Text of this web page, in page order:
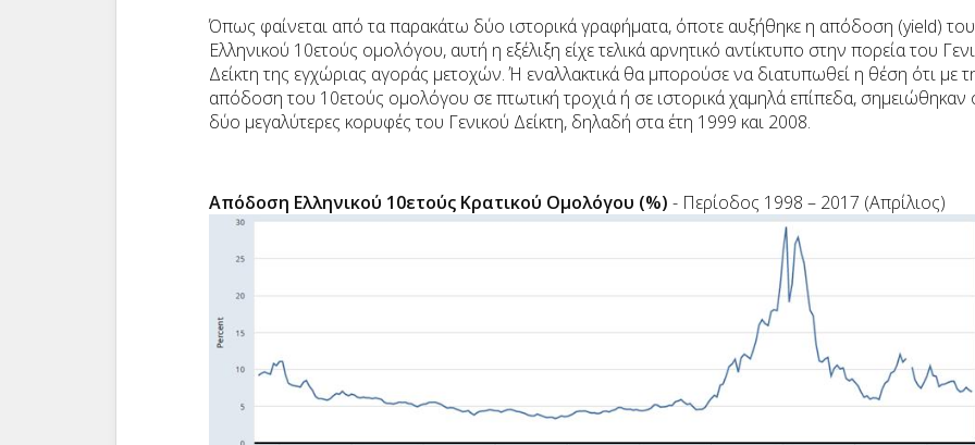
Όπως φαίνεται από τα παρακάτω δύο ιστορικά γραφήματα, όποτε αυξήθηκε η απόδοση (yield) του
Ελληνικού 10ετούς ομολόγου, αυτή η εξέλιξη είχε τελικά αρνητικό αντίκτυπο στην πορεία του
Δείκτη της εγχώριας αγοράς μετοχών. Ή εναλλακτικά θα μπορούσε να διατυπωθεί η θέση ότι με
απόδοση του 10ετούς ομολόγου σε πτωτική τροχιά ή σε ιστορικά χαμηλά επίπεδα, σημειώθηκαν
δύο μεγαλύτερες κορυφές του Γενικού Δείκτη, δηλαδή στα έτη 1999 και 2008.
Απόδοση Ελληνικού 10ετούς Κρατικού Ομολόγου (%) - Περίοδος 1998 – 2017 (Απρίλιος)